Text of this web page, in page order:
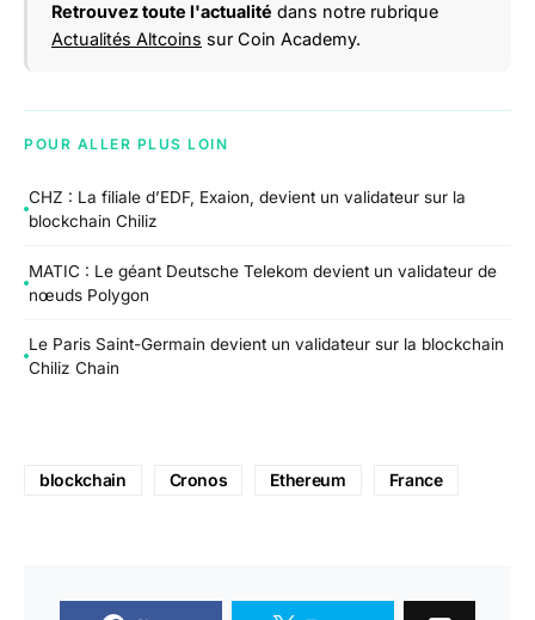
Retrouvez toute l'actualité dans notre rubrique
Actualités Altcoins sur Coin Academy.
POUR ALLER PLUS LOIN
CHZ : La filiale d’EDF, Exaion, devient un validateur sur la
blockchain Chiliz
MATIC : Le géant Deutsche Telekom devient un validateur de
nœuds Polygon
Le Paris Saint-Germain devient un validateur sur la blockchain
Chiliz Chain
blockchain Cronos Ethereum France